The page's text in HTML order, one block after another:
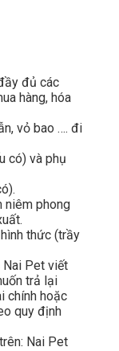
đủ các
hàng, hóa
vỏ bao …. đi
có) và phụ
niêm phong
thức (trầy
Pet viết
trả lại
chính hoặc
quy định
Nai Pet